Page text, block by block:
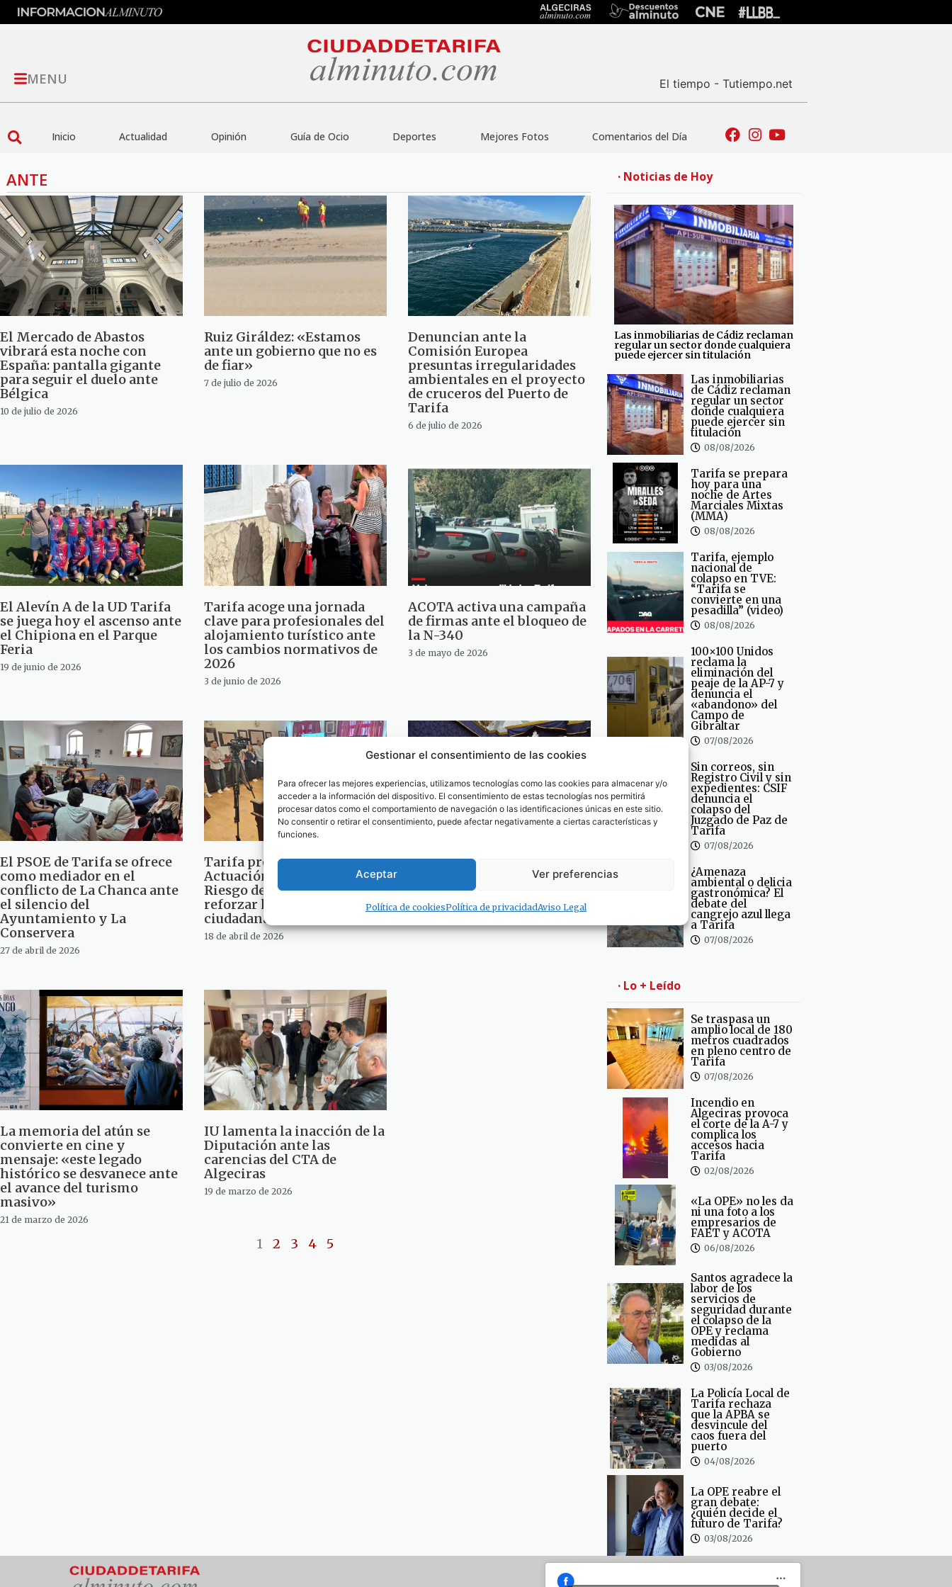
Gestionar el consentimiento de las cookies
Para ofrecer las mejores experiencias, utilizamos tecnologías como las cookies para almacenar y/o
acceder a la información del dispositivo. El consentimiento de estas tecnologías nos permitirá
procesar datos como el comportamiento de navegación o las identificaciones únicas en este sitio.
No consentir o retirar el consentimiento, puede afectar negativamente a ciertas características y
funciones.
Aceptar Ver preferencias
Política de cookiesPolítica de privacidadAviso Legal
MENU El tiempo - Tutiempo.net
Inicio Actualidad Opinión Guía de Ocio Deportes Mejores Fotos Comentarios del Día
ANTE
El Mercado de Abastos
vibrará esta noche con
España: pantalla gigante
para seguir el duelo ante
Bélgica
10 de julio de 2026
Ruiz Giráldez: «Estamos
ante un gobierno que no es
de fiar»
7 de julio de 2026
Denuncian ante la
Comisión Europea
presuntas irregularidades
ambientales en el proyecto
de cruceros del Puerto de
Tarifa
6 de julio de 2026
El Alevín A de la UD Tarifa
se juega hoy el ascenso ante
el Chipiona en el Parque
Feria
19 de junio de 2026
Tarifa acoge una jornada
clave para profesionales del
alojamiento turístico ante
los cambios normativos de
2026
3 de junio de 2026
ACOTA activa una campaña
de firmas ante el bloqueo de
la N-340
3 de mayo de 2026
El PSOE de Tarifa se ofrece
como mediador en el
conflicto de La Chanca ante
el silencio del
Ayuntamiento y La
Conservera
27 de abril de 2026
Tarifa presenta su Plan de
Actuación Local ante el
Riesgo de Maremoto para
reforzar la seguridad
ciudadana
18 de abril de 2026
Recogimiento en San
Francisco ante la ausencia
de procesión del Cristo del
Consuelo
La memoria del atún se
convierte en cine y
mensaje: «este legado
histórico se desvanece ante
el avance del turismo
masivo»
21 de marzo de 2026
IU lamenta la inacción de la
Diputación ante las
carencias del CTA de
Algeciras
19 de marzo de 2026
1 2 3 4 5
· Noticias de Hoy
Las inmobiliarias de Cádiz reclaman
regular un sector donde cualquiera
puede ejercer sin titulación
Las inmobiliarias
de Cádiz reclaman
regular un sector
donde cualquiera
puede ejercer sin
titulación
08/08/2026
Tarifa se prepara
hoy para una
noche de Artes
Marciales Mixtas
(MMA)
08/08/2026
Tarifa, ejemplo
nacional de
colapso en TVE:
“Tarifa se
convierte en una
pesadilla” (video)
08/08/2026
100×100 Unidos
reclama la
eliminación del
peaje de la AP-7 y
denuncia el
«abandono» del
Campo de
Gibraltar
07/08/2026
Sin correos, sin
Registro Civil y sin
expedientes: CSIF
denuncia el
colapso del
Juzgado de Paz de
Tarifa
07/08/2026
¿Amenaza
ambiental o delicia
gastronómica? El
debate del
cangrejo azul llega
a Tarifa
07/08/2026
· Lo + Leído
Se traspasa un
amplio local de 180
metros cuadrados
en pleno centro de
Tarifa
07/08/2026
Incendio en
Algeciras provoca
el corte de la A-7 y
complica los
accesos hacia
Tarifa
02/08/2026
«La OPE» no les da
ni una foto a los
empresarios de
FAET y ACOTA
06/08/2026
Santos agradece la
labor de los
servicios de
seguridad durante
el colapso de la
OPE y reclama
medidas al
Gobierno
03/08/2026
La Policía Local de
Tarifa rechaza
que la APBA se
desvincule del
caos fuera del
puerto
04/08/2026
La OPE reabre el
gran debate:
¿quién decide el
futuro de Tarifa?
03/08/2026